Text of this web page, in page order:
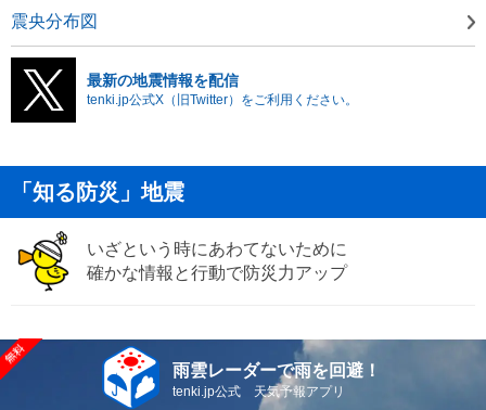
震央分布図
最新の地震情報を配信
tenki.jp公式X（旧Twitter）をご利用ください。
「知る防災」地震
いざという時にあわてないために
確かな情報と行動で防災力アップ
雨雲レーダーで雨を回避！
tenki.jp公式 天気予報アプリ